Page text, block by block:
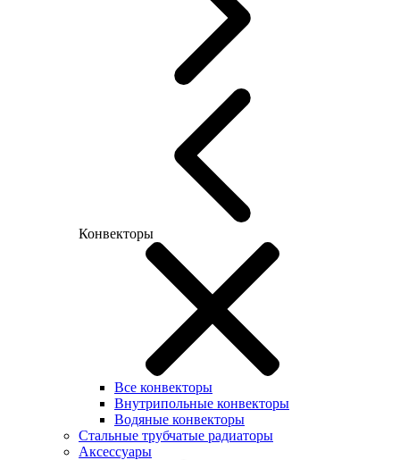
Конвекторы
Все конвекторы
Внутрипольные конвекторы
Водяные конвекторы
Стальные трубчатые радиаторы
Аксессуары